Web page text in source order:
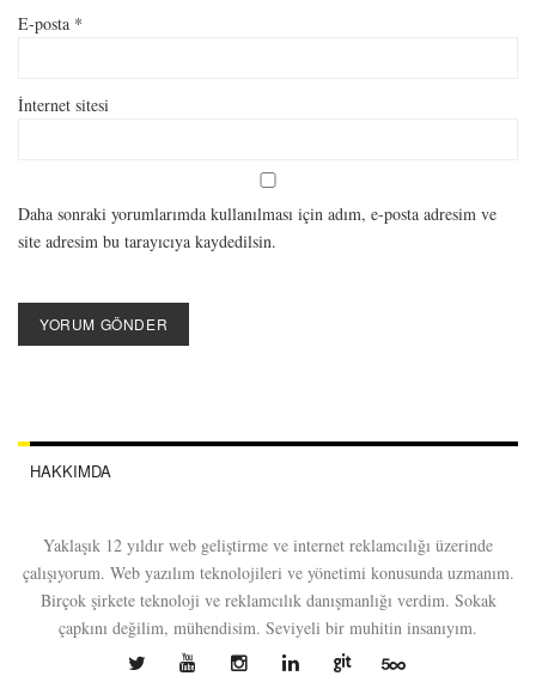
E-posta *
İnternet sitesi
Daha sonraki yorumlarımda kullanılması için adım, e-posta adresim ve
site adresim bu tarayıcıya kaydedilsin.
HAKKIMDA
Yaklaşık 12 yıldır web geliştirme ve internet reklamcılığı üzerinde
çalışıyorum. Web yazılım teknolojileri ve yönetimi konusunda uzmanım.
Birçok şirkete teknoloji ve reklamcılık danışmanlığı verdim. Sokak
çapkını değilim, mühendisim. Seviyeli bir muhitin insanıyım.